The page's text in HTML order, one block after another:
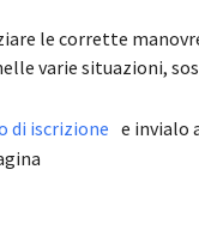
le corrette
varie situazioni,
di iscrizione e invialo